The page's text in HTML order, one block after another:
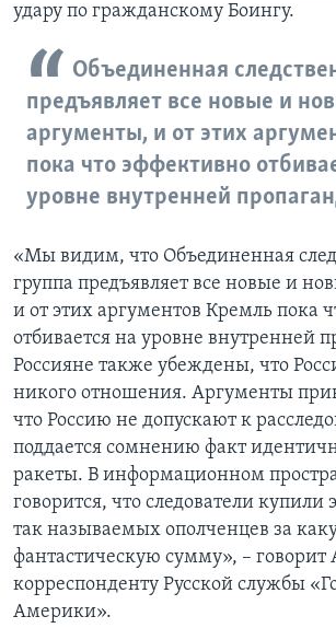
удару по гражданскому Боингу.
Объединенная
предъявляет все новые и
аргументы, и от этих
пока что эффективно
уровне внутренней
«Мы видим, что Объединенная
группа предъявляет все новые и
и от этих аргументов Кремль пока
отбивается на уровне внутренней
Россияне также убеждены, что
никого отношения. Аргументы
что Россию не допускают к
поддается сомнению факт
ракеты. В информационном
говорится, что следователи купили
так называемых ополченцев за
фантастическую сумму», –
корреспонденту Русской службы
Америки».